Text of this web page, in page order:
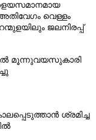
വെള്ളം
ജലനിരപ്പ്
മൂന്നുവയസുകാരി
ശ്രമിച്ച
Copy Link